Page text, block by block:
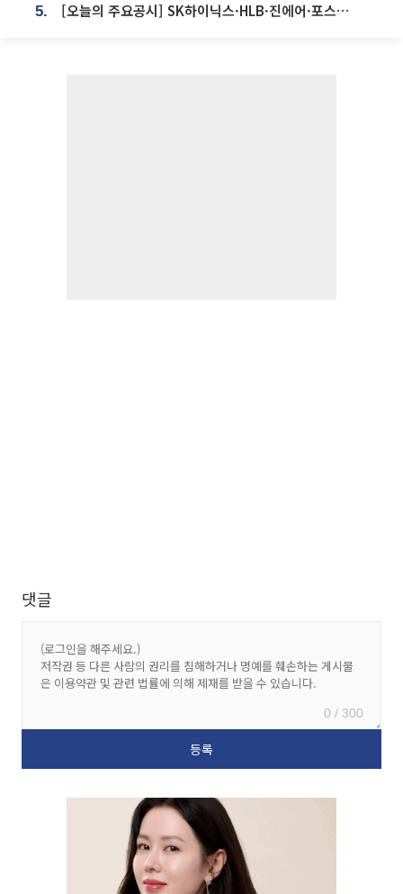
5. [오늘의 주요공시] SK하이닉스·HLB·진에어·포스코홀딩스·네이버·대우건설 등
댓글
0 / 300